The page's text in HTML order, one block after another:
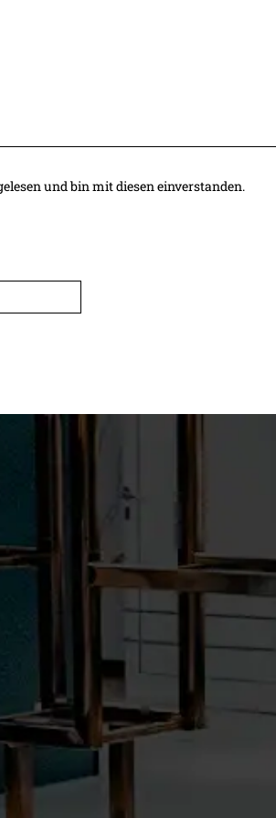
und bin mit diesen einverstanden.